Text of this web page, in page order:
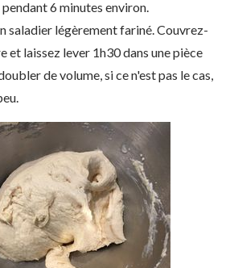
6 minutes environ.
saladier légèrement fariné. Couvrez-
et laissez lever 1h30 dans une pièce
de volume, si ce n'est pas le cas,